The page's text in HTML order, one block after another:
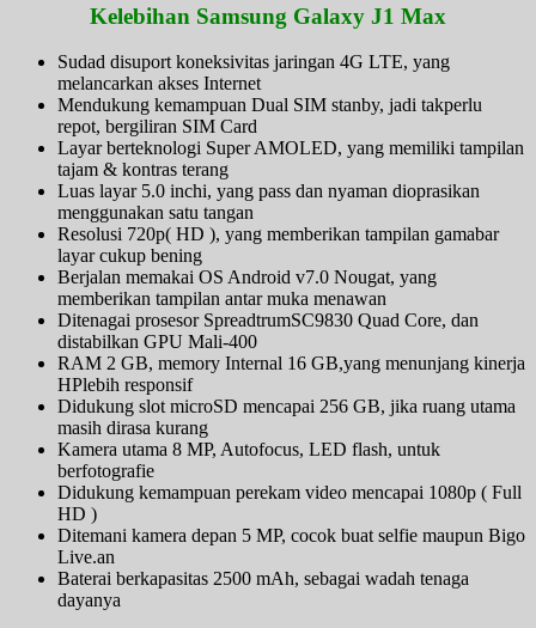
Kelebihan Samsung Galaxy J1 Max
Sudad disuport koneksivitas jaringan 4G LTE, yang
melancarkan akses Internet
Mendukung kemampuan Dual SIM stanby, jadi takperlu
repot, bergiliran SIM Card
Layar berteknologi Super AMOLED, yang memiliki tampilan
tajam & kontras terang
Luas layar 5.0 inchi, yang pass dan nyaman dioprasikan
menggunakan satu tangan
Resolusi 720p( HD ), yang memberikan tampilan gamabar
layar cukup bening
Berjalan memakai OS Android v7.0 Nougat, yang
memberikan tampilan antar muka menawan
Ditenagai prosesor SpreadtrumSC9830 Quad Core, dan
distabilkan GPU Mali-400
RAM 2 GB, memory Internal 16 GB,yang menunjang kinerja
HPlebih responsif
Didukung slot microSD mencapai 256 GB, jika ruang utama
masih dirasa kurang
Kamera utama 8 MP, Autofocus, LED flash, untuk
berfotografie
Didukung kemampuan perekam video mencapai 1080p ( Full
HD )
Ditemani kamera depan 5 MP, cocok buat selfie maupun Bigo
Live.an
Baterai berkapasitas 2500 mAh, sebagai wadah tenaga
dayanya